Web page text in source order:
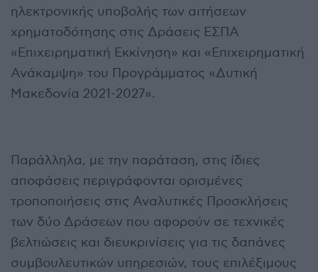
ηλεκτρονικής υποβολής των αιτήσεων
χρηματοδότησης στις Δράσεις ΕΣΠΑ
«Επιχειρηματική Εκκίνηση» και «Επιχειρηματική
Ανάκαμψη» του Προγράμματος «Δυτική
Μακεδονία 2021-2027».
Παράλληλα, με την παράταση, στις ίδιες
αποφάσεις περιγράφονται ορισμένες
τροποποιήσεις στις Αναλυτικές Προσκλήσεις
των δύο Δράσεων που αφορούν σε τεχνικές
βελτιώσεις και διευκρινίσεις για τις δαπάνες
συμβουλευτικών υπηρεσιών, τους επιλέξιμους